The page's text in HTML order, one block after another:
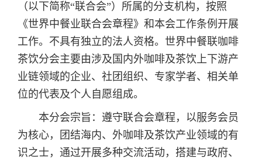
（以下简称“联合会”）所属的分支机构，按照
《世界中餐业联合会章程》和本会工作条例开展
工作。不具有独立的法人资格。世界中餐联咖啡
茶饮分会主要由涉及国内外咖啡及茶饮上下游产
业链领域的企业、社团组织、专家学者、相关单
位的代表及个人自愿组成。
本分会宗旨：遵守联合会章程，以服务会员
为核心，团结海内、外咖啡及茶饮产业领域的有
识之士，通过开展多种交流活动，搭建与政府、